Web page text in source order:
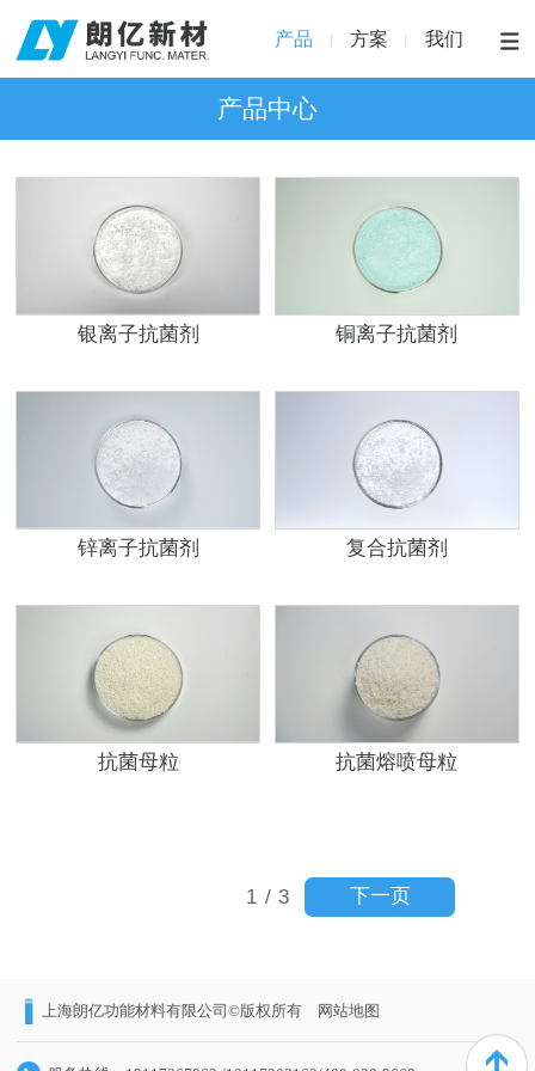
产品 方案 我们
产品中心
银离子抗菌剂 铜离子抗菌剂
锌离子抗菌剂 复合抗菌剂
抗菌母粒 抗菌熔喷母粒
1 / 3 下一页
上海朗亿功能材料有限公司©版权所有 网站地图